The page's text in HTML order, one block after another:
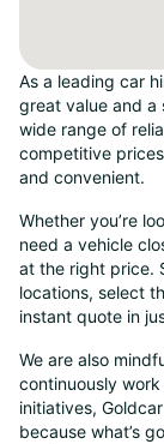
As a leading car
great value and a
wide range of
competitive
and convenient.
Whether you’re
need a vehicle
at the right price.
locations, select
instant quote in
We are also
continuously
initiatives,
because what’s